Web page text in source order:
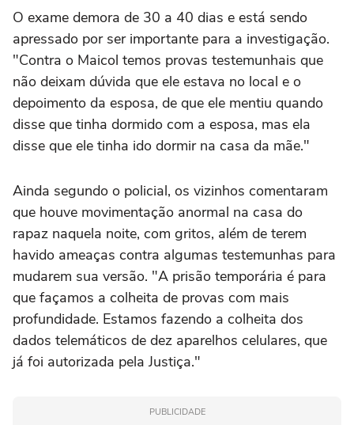
O exame demora de 30 a 40 dias e está sendo
apressado por ser importante para a investigação.
"Contra o Maicol temos provas testemunhais que
não deixam dúvida que ele estava no local e o
depoimento da esposa, de que ele mentiu quando
disse que tinha dormido com a esposa, mas ela
disse que ele tinha ido dormir na casa da mãe."
Ainda segundo o policial, os vizinhos comentaram
que houve movimentação anormal na casa do
rapaz naquela noite, com gritos, além de terem
havido ameaças contra algumas testemunhas para
mudarem sua versão. "A prisão temporária é para
que façamos a colheita de provas com mais
profundidade. Estamos fazendo a colheita dos
dados telemáticos de dez aparelhos celulares, que
já foi autorizada pela Justiça."
PUBLICIDADE